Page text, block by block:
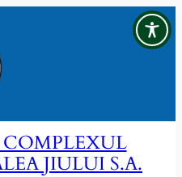
JIULUI S.A.